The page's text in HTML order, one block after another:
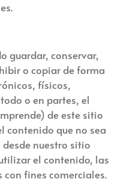
guardar, conservar,
o copiar de forma
físicos,
o en partes, el
de este sitio
contenido que no sea
nuestro sitio
el contenido, las
fines comerciales.